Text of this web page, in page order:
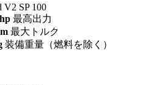
V2 SP 100
最高出力
最大トルク
装備重量（燃料を除く）